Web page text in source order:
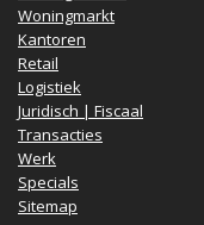
Woningmarkt
Kantoren
Retail
Logistiek
Juridisch | Fiscaal
Transacties
Werk
Specials
Sitemap